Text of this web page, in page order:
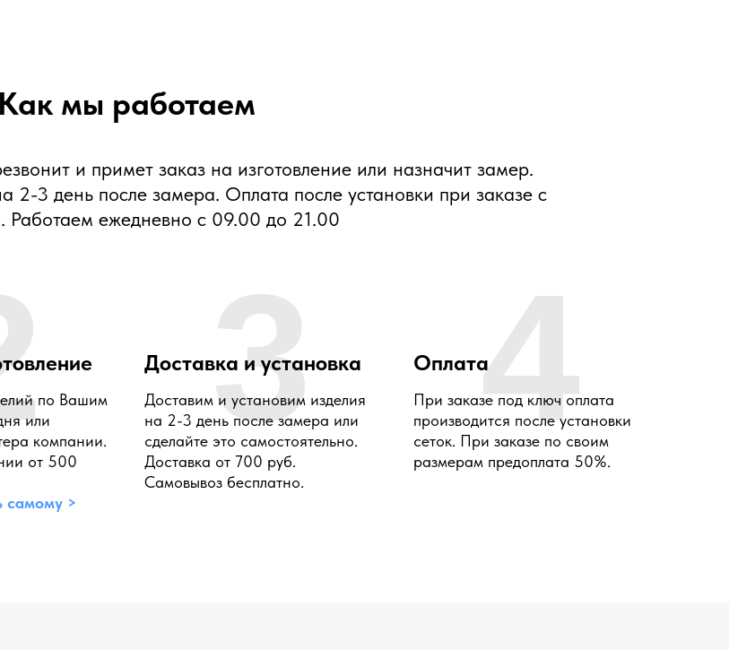
Как мы работаем
и примет заказ на изготовление или назначит замер.
2-3 день после замера. Оплата после установки при заказе с
Работаем ежедневно с 09.00 до 21.00
по Вашим
или
компании.
от 500
самому >
Доставка и установка
Доставим и установим изделия
на 2-3 день после замера или
сделайте это самостоятельно.
Доставка от 700 руб.
Самовывоз бесплатно.
3 Оплата
При заказе под ключ оплата
производится после установки
сеток. При заказе по своим
размерам предоплата 50%.
4